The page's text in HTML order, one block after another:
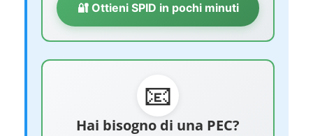
🔐 Ottieni SPID in pochi minuti
📧
Hai bisogno di una PEC?